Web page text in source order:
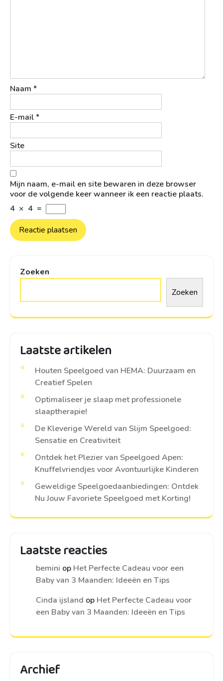
Naam *
E-mail*
Site
Mijn naam, e-mail en site bewaren in deze browser
voor de volgende keer wanneer ik een reactie plaats.
4 × 4 =
Zoeken
Zoeken
Laatste artikelen
Houten Speelgoed van HEMA: Duurzaam en
Creatief Spelen
Optimaliseer je slaap met professionele
slaaptherapie!
De Kleverige Wereld van Slijm Speelgoed:
Sensatie en Creativiteit
Ontdek het Plezier van Speelgoed Apen:
Knuffelvriendjes voor Avontuurlijke Kinderen
Geweldige Speelgoedaanbiedingen: Ontdek
Nu Jouw Favoriete Speelgoed met Korting!
Laatste reacties
bemini op Het Perfecte Cadeau voor een
Baby van 3 Maanden: Ideeën en Tips
Cinda ijsland op Het Perfecte Cadeau voor
een Baby van 3 Maanden: Ideeën en Tips
Archief